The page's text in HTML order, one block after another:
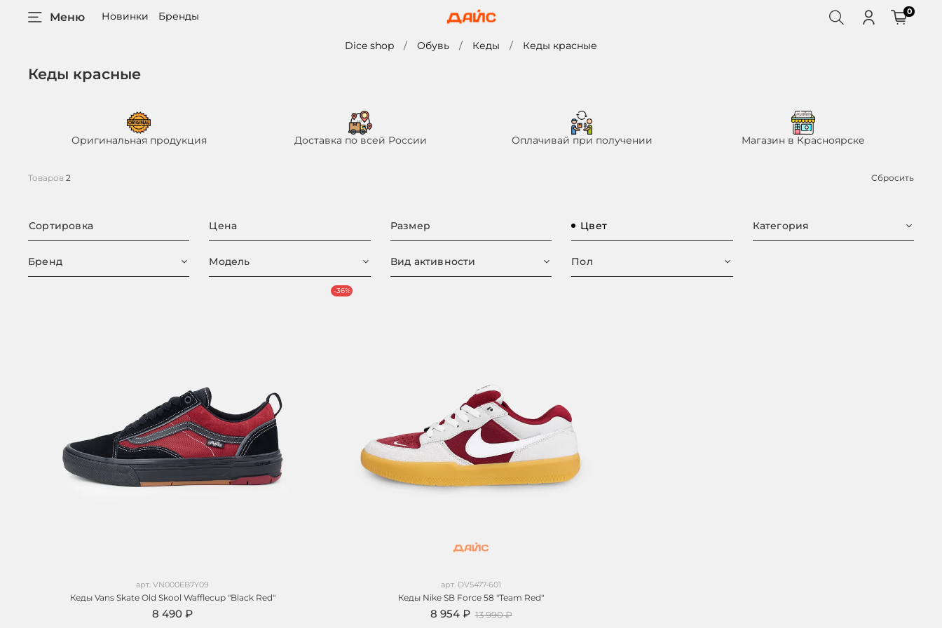
Меню Новинки Бренды 0
Dice shop Обувь Кеды Кеды красные
Кеды красные
Оригинальная продукция Доставка по всей России Оплачивай при получении Магазин в Красноярске
Товаров 2 Сбросить
Сортировка Цена Размер Цвет Категория
Бренд Модель Вид активности Пол
арт. VN000EB7Y09
Кеды Vans Skate Old Skool Wafflecup "Black Red"
8 490 ₽
-36%
арт. DV5477-601
Кеды Nike SB Force 58 "Team Red"
8 954 ₽ 13 990 ₽